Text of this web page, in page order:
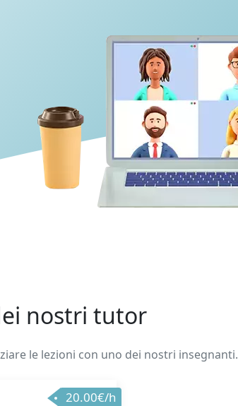
nostri tutor
le lezioni con uno dei nostri insegnanti.
20.00€/h